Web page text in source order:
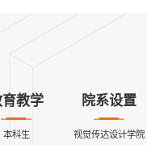
教学
本科生
院系设置
视觉传达设计学院